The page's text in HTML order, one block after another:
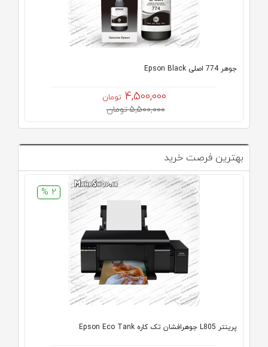
جوهر 774 اصلی Epson Black
4,500,000 تومان
5,500,000 تومان
بهترین فرصت خرید
2 %
پرینتر L805 جوهرافشان تک کاره Epson Eco Tank